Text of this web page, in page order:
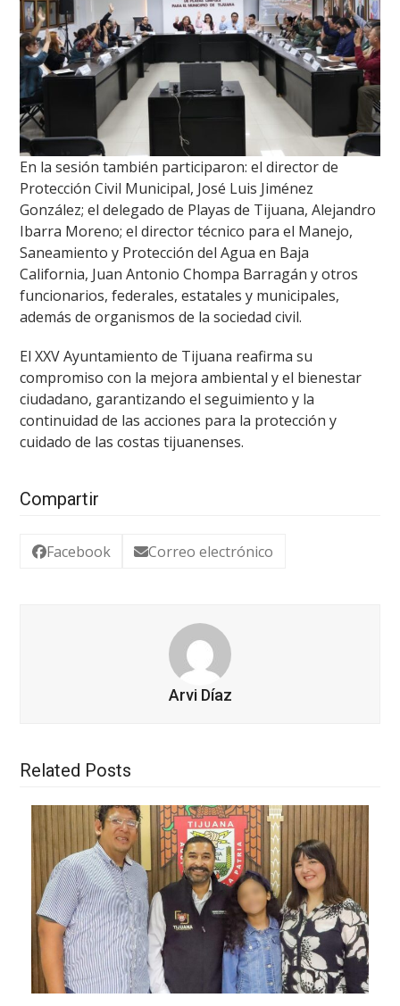
En la sesión también participaron: el director de
Protección Civil Municipal, José Luis Jiménez
González; el delegado de Playas de Tijuana, Alejandro
Ibarra Moreno; el director técnico para el Manejo,
Saneamiento y Protección del Agua en Baja
California, Juan Antonio Chompa Barragán y otros
funcionarios, federales, estatales y municipales,
además de organismos de la sociedad civil.
El XXV Ayuntamiento de Tijuana reafirma su
compromiso con la mejora ambiental y el bienestar
ciudadano, garantizando el seguimiento y la
continuidad de las acciones para la protección y
cuidado de las costas tijuanenses.
Compartir
Facebook Correo electrónico
Arvi Díaz
Related Posts